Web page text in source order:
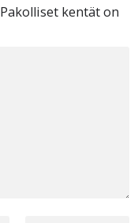
Pakolliset kentät on